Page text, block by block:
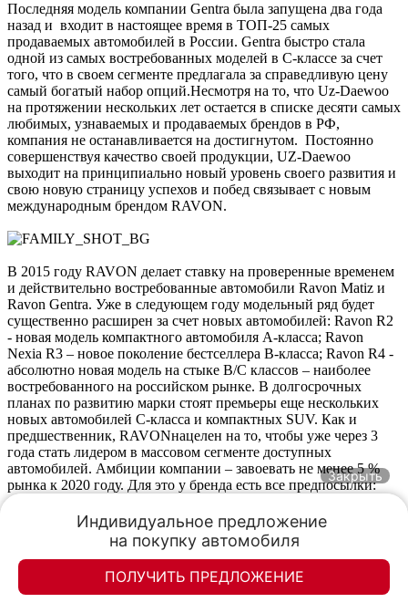
Последняя модель компании Gentra была запущена два года
назад и входит в настоящее время в ТОП-25 самых
продаваемых автомобилей в России. Gentra быстро стала
одной из самых востребованных моделей в С-классе за счет
того, что в своем сегменте предлагала за справедливую цену
самый богатый набор опций.Несмотря на то, что Uz-Daewoo
на протяжении нескольких лет остается в списке десяти самых
любимых, узнаваемых и продаваемых брендов в РФ,
компания не останавливается на достигнутом. Постоянно
совершенствуя качество своей продукции, UZ-Daewoo
выходит на принципиально новый уровень своего развития и
свою новую страницу успехов и побед связывает с новым
международным брендом RAVON.
В 2015 году RAVON делает ставку на проверенные временем
и действительно востребованные автомобили Ravon Matiz и
Ravon Gentra. Уже в следующем году модельный ряд будет
существенно расширен за счет новых автомобилей: Ravon R2
- новая модель компактного автомобиля А-класса; Ravon
Nexia R3 – новое поколение бестселлера В-класса; Ravon R4 -
абсолютно новая модель на стыке В/С классов – наиболее
востребованного на российском рынке. В долгосрочных
планах по развитию марки стоят премьеры еще нескольких
новых автомобилей С-класса и компактных SUV. Как и
предшественник, RAVONнацелен на то, чтобы уже через 3
года стать лидером в массовом сегменте доступных
автомобилей. Амбиции компании – завоевать не менее 5 %
рынка к 2020 году. Для это у бренда есть все предпосылки:
Проверенное качество и многолетнее знание
российского рынка и его потребностей, достигнутое
брендом Uz-Daewoo;
разработок в автомобильной индустрии;
Обновленный модельный ряд;
Закрыть
Индивидуальное предложение
на покупку автомобиля
ПОЛУЧИТЬ ПРЕДЛОЖЕНИЕ
Элан-моторс
Элан-моторс